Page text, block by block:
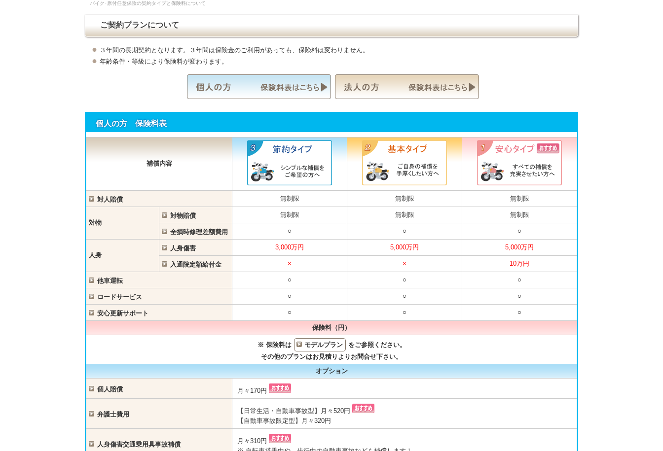
バイク･原付任意保険の契約タイプと保険料について
ご契約プランについて
３年間の長期契約となります。３年間は保険金のご利用があっても、保険料は変わりません。
年齢条件・等級により保険料が変わります。
個人の方 保険料表
補償内容
対人賠償 無制限 無制限 無制限
対物
対物賠償 無制限 無制限 無制限
全損時修理差額費用 ○ ○ ○
人身
人身傷害 3,000万円 5,000万円 5,000万円
入通院定額給付金 × × 10万円
他車運転 ○ ○ ○
ロードサービス ○ ○ ○
安心更新サポート ○ ○ ○
保険料（円）
※ 保険料は モデルプラン
をご参照ください。
その他のプランはお見積りよりお問合せ下さい。
オプション
個人賠償 月々170円
弁護士費用
【日常生活・自動車事故型】月々520円
【自動車事故限定型】月々320円
人身傷害交通乗用具事故補償
月々310円